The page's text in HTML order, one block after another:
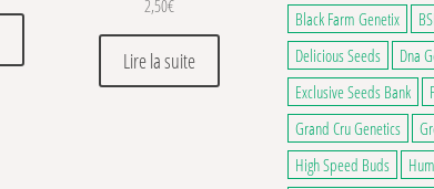
Ce produit a plusieurs variations. Les options peuvent être
2,50€
Lire la suite
Black Farm Genetix
Delicious Seeds
Dna
Exclusive Seeds Bank
Grand Cru Genetics
High Speed Buds